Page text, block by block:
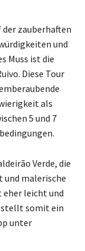
der zauberhaften
und
Muss ist die
Diese Tour
als
5 und 7
Verde, die
und malerische
eher leicht und
stellt somit ein
unter